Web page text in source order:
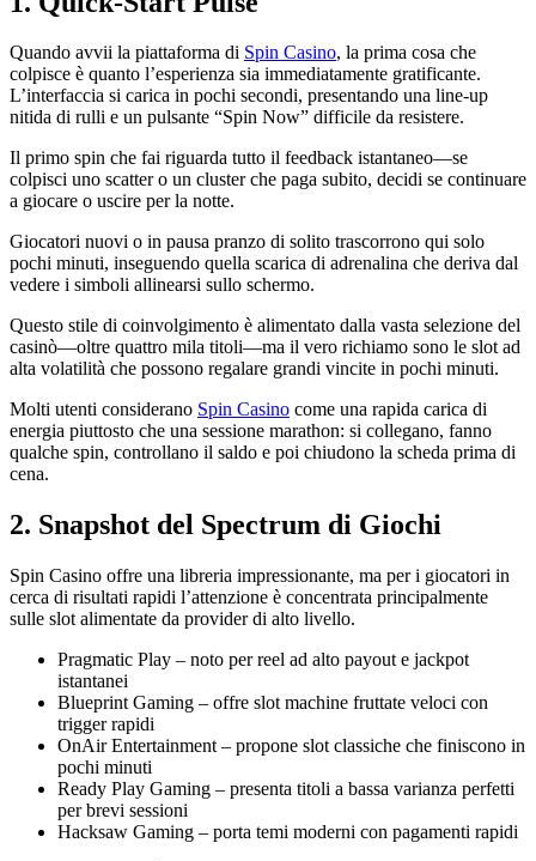
Quando avvii la piattaforma di Spin Casino, la prima cosa che
colpisce è quanto l’esperienza sia immediatamente gratificante.
L’interfaccia si carica in pochi secondi, presentando una line-up
nitida di rulli e un pulsante “Spin Now” difficile da resistere.
Il primo spin che fai riguarda tutto il feedback istantaneo—se
colpisci uno scatter o un cluster che paga subito, decidi se continuare
a giocare o uscire per la notte.
Giocatori nuovi o in pausa pranzo di solito trascorrono qui solo
pochi minuti, inseguendo quella scarica di adrenalina che deriva dal
vedere i simboli allinearsi sullo schermo.
Questo stile di coinvolgimento è alimentato dalla vasta selezione del
casinò—oltre quattro mila titoli—ma il vero richiamo sono le slot ad
alta volatilità che possono regalare grandi vincite in pochi minuti.
Molti utenti considerano Spin Casino come una rapida carica di
energia piuttosto che una sessione marathon: si collegano, fanno
qualche spin, controllano il saldo e poi chiudono la scheda prima di
cena.
2. Snapshot del Spectrum di Giochi
Spin Casino offre una libreria impressionante, ma per i giocatori in
cerca di risultati rapidi l’attenzione è concentrata principalmente
sulle slot alimentate da provider di alto livello.
Pragmatic Play – noto per reel ad alto payout e jackpot
istantanei
Blueprint Gaming – offre slot machine fruttate veloci con
trigger rapidi
OnAir Entertainment – propone slot classiche che finiscono in
pochi minuti
Ready Play Gaming – presenta titoli a bassa varianza perfetti
per brevi sessioni
Hacksaw Gaming – porta temi moderni con pagamenti rapidi